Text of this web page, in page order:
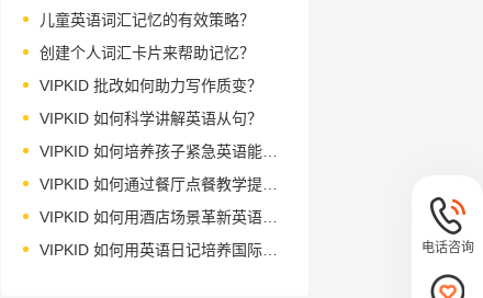
儿童英语词汇记忆的有效策略？
创建个人词汇卡片来帮助记忆？
VIPKID 批改如何助力写作质变？
VIPKID 如何科学讲解英语从句？
VIPKID 如何培养孩子紧急英语能力？
VIPKID 如何通过餐厅点餐教学提升少儿英语应用能力？
VIPKID 如何用酒店场景革新英语教学？
VIPKID 如何用英语日记培养国际化人才？
电话咨询